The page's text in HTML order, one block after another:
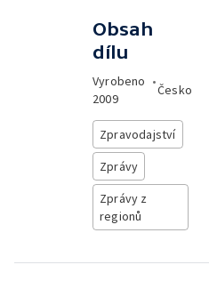
Obsah
dílu
Vyrobeno
2009
•
Česko
Zpravodajství
Zprávy
Zprávy z
regionů